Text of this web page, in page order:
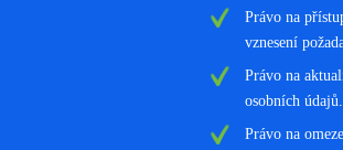
Právo na
vznesení
Právo na
osobních údajů.
Právo na